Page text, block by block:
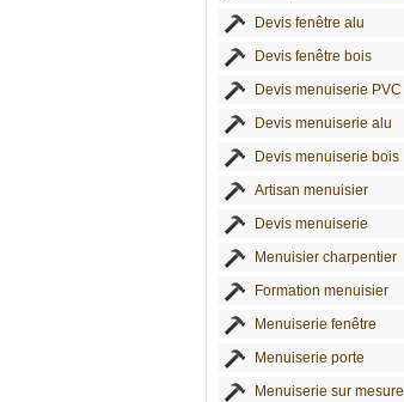
Devis fenêtre alu
Devis fenêtre bois
Devis menuiserie PVC
Devis menuiserie alu
Devis menuiserie bois
Artisan menuisier
Devis menuiserie
Menuisier charpentier
Formation menuisier
Menuiserie fenêtre
Menuiserie porte
Menuiserie sur mesure